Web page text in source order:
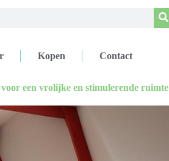
Kopen Contact
een vrolijke en stimulerende ruimte